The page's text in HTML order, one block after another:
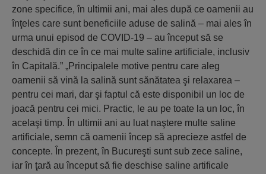
zone specifice, în ultimii ani, mai ales după ce oamenii au
înţeles care sunt beneficiile aduse de salină – mai ales în
urma unui episod de COVID-19 – au început să se
deschidă din ce în ce mai multe saline artificiale, inclusiv
în Capitală.” „Principalele motive pentru care aleg
oamenii să vină la salină sunt sănătatea şi relaxarea –
pentru cei mari, dar şi faptul că este disponibil un loc de
joacă pentru cei mici. Practic, le au pe toate la un loc, în
acelaşi timp. În ultimii ani au luat naştere multe saline
artificiale, semn că oamenii încep să aprecieze astfel de
concepte. În prezent, în Bucureşti sunt sub zece saline,
iar în ţară au început să fie deschise saline artificale